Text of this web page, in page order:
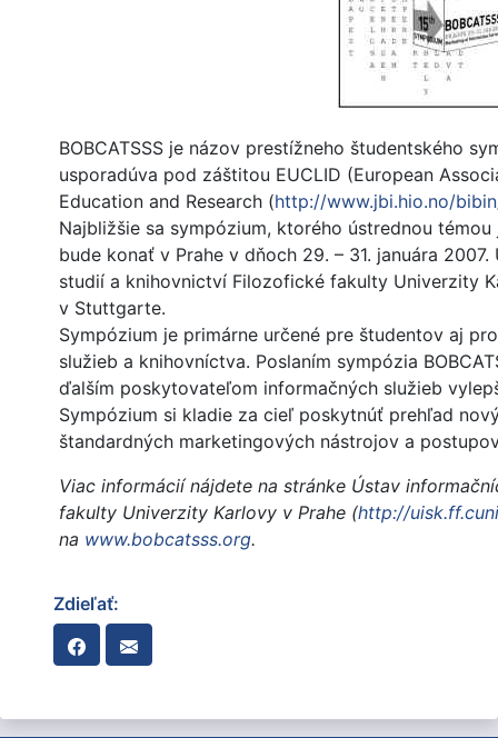
BOBCATSSS je názov prestížneho študentského
usporadúva pod záštitou EUCLID (European
Education and Research (http://www.jbi.hio.no/
Najbližšie sa sympózium, ktorého ústrednou témou
bude konať v Prahe v dňoch 29. – 31. januára
studií a knihovnictví Filozofické fakulty Univerzity
v Stuttgarte.
Sympózium je primárne určené pre študentov aj
služieb a knihovníctva. Poslaním sympózia
ďalším poskytovateľom informačných služieb
Sympózium si kladie za cieľ poskytnúť prehľad
štandardných marketingových nástrojov a
Viac informácií nájdete na stránke Ústav
fakulty Univerzity Karlovy v Prahe (http://
na www.bobcatsss.org.
Zdieľať: